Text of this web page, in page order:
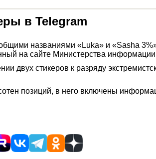
в Telegram
названиями «Luka» и «Sasha
на сайте Министерства
двух стикеров к разряду
позиций, в него включены